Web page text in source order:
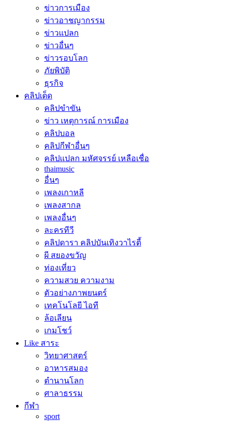
ข่าวการเมือง
ข่าวอาชญากรรม
ข่าวแปลก
ข่าวอื่นๆ
ข่าวรอบโลก
ภัยพิบัติ
ธุรกิจ
คลิปเด็ด
คลิปขำขัน
ข่าว เหตุการณ์ การเมือง
คลิปบอล
คลิปกีฬาอื่นๆ
คลิปแปลก มหัศจรรย์ เหลือเชื่อ
thaimusic
อื่นๆ
เพลงเกาหลี
เพลงสากล
เพลงอื่นๆ
ละครทีวี
คลิปดารา คลิปบันเทิงวาไรตี้
ผี สยองขวัญ
ท่องเที่ยว
ความสวย ความงาม
ตัวอย่างภาพยนตร์
เทคโนโลยี ไอที
ล้อเลียน
เกมโชว์
Like สาระ
วิทยาศาสตร์
อาหารสมอง
ตำนานโลก
ศาลาธรรม
กีฬา
sport